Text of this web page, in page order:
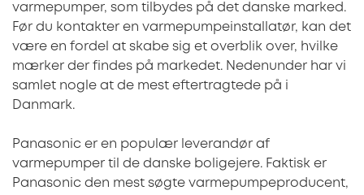
varmepumper, som tilbydes på det danske marked.
Før du kontakter en varmepumpeinstallatør, kan det
være en fordel at skabe sig et overblik over, hvilke
mærker der findes på markedet. Nedenunder har vi
samlet nogle at de mest eftertragtede på i
Danmark.
Panasonic er en populær leverandør af
varmepumper til de danske boligejere. Faktisk er
Panasonic den mest søgte varmepumpeproducent,